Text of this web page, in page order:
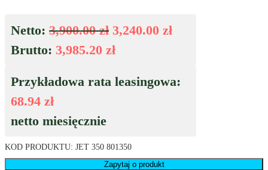
Netto: 3,900.00zł 3,240.00 zł
Brutto: 3,985.20 zł
Przykładowa rata leasingowa:
68.94 zł
netto miesięcznie
KOD PRODUKTU: JET 350 801350
Zapytaj o produkt